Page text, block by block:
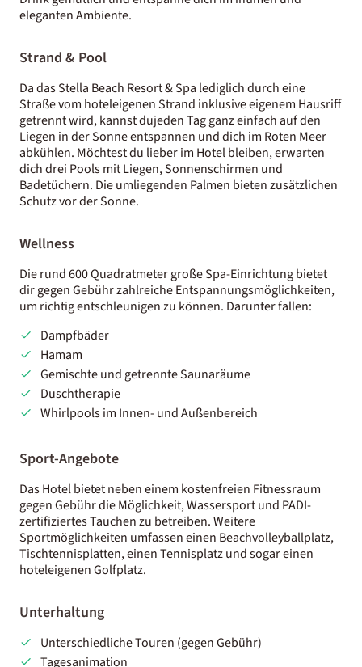
eleganten Ambiente.
Strand & Pool
Da das Stella Beach Resort & Spa lediglich durch eine
Straße vom hoteleigenen Strand inklusive eigenem Hausriff
getrennt wird, kannst dujeden Tag ganz einfach auf den
Liegen in der Sonne entspannen und dich im Roten Meer
abkühlen. Möchtest du lieber im Hotel bleiben, erwarten
dich drei Pools mit Liegen, Sonnenschirmen und
Badetüchern. Die umliegenden Palmen bieten zusätzlichen
Schutz vor der Sonne.
Wellness
Die rund 600 Quadratmeter große Spa-Einrichtung bietet
dir gegen Gebühr zahlreiche Entspannungsmöglichkeiten,
um richtig entschleunigen zu können. Darunter fallen:
Dampfbäder
Hamam
Gemischte und getrennte Saunaräume
Duschtherapie
Whirlpools im Innen- und Außenbereich
Sport-Angebote
Das Hotel bietet neben einem kostenfreien Fitnessraum
gegen Gebühr die Möglichkeit, Wassersport und PADI-
zertifiziertes Tauchen zu betreiben. Weitere
Sportmöglichkeiten umfassen einen Beachvolleyballplatz,
Tischtennisplatten, einen Tennisplatz und sogar einen
hoteleigenen Golfplatz.
Unterhaltung
Unterschiedliche Touren (gegen Gebühr)
Tagesanimation